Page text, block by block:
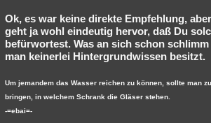
Übersichten
Besucht Teilgenommen Alle Neue
Ok, es war keine direkte Empfehlung,
geht ja wohl eindeutig hervor, daß Du
befürwortest. Was an sich schon
man keinerlei Hintergrundwissen besitzt.
Um jemandem das Wasser reichen zu können, sollte man
bringen, in welchem Schrank die Gläser stehen.
-=ebai=-